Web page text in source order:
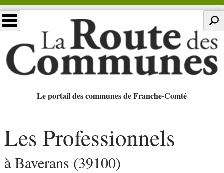
Le portail des communes de Franche-Comté
Les Professionnels
à Baverans (39100)